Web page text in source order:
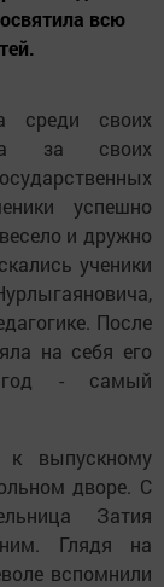
всю
среди своих
за своих
успешно
и дружно
ученики
После
на себя его
год - самый
к выпускному
дворе. С
Затия
Глядя на
вспомнили